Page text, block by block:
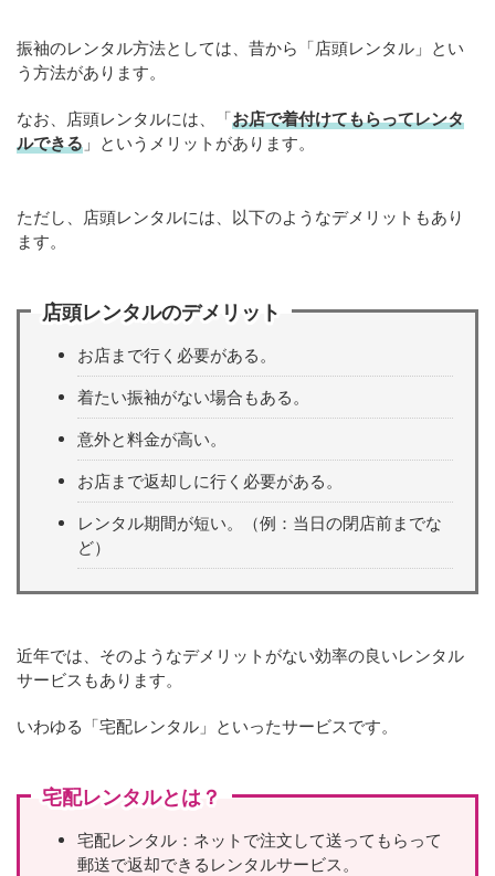
振袖のレンタル方法としては、昔から「店頭レンタル」とい
う方法があります。
なお、店頭レンタルには、「お店で着付けてもらってレンタ
ルできる 」というメリットがあります。
ただし、店頭レンタルには、以下のようなデメリットもあり
ます。
店頭レンタルのデメリット
お店まで行く必要がある。
着たい振袖がない場合もある。
意外と料金が高い。
お店まで返却しに行く必要がある。
レンタル期間が短い。（例：当日の閉店前までな
ど）
近年では、そのようなデメリットがない効率の良いレンタル
サービスもあります。
いわゆる「宅配レンタル」といったサービスです。
宅配レンタルとは？
宅配レンタル：ネットで注文して送ってもらって
郵送で返却できるレンタルサービス。